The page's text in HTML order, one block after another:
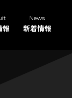
報
News
新着情報